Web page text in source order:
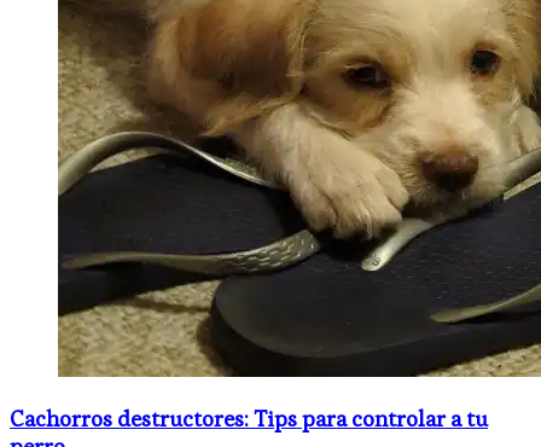
Cachorros destructores: Tips para controlar a tu